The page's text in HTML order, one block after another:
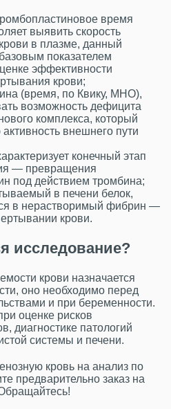
время
выявить скорость
в плазме, данный
показателем
эффективности
крови;
(время, по Квику, МНО),
возможность дефицита
комплекса, который
внешнего пути
конечный этап
— превращения
под действием тромбина;
в печени белок,
в нерастворимый фибрин —
крови.
исследование?
крови назначается
оно необходимо перед
и при беременности.
оценке рисков
диагностике патологий
системы и печени.
кровь на анализ по
предварительно заказ на